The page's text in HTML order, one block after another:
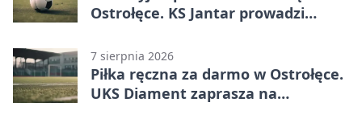
Ostrołęce. KS Jantar prowadzi
7 sierpnia 2026
Piłka ręczna za darmo w Ostrołęce.
UKS Diament zaprasza na